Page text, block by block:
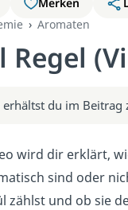
Aromaten
Regel
du im Beitrag
wird dir erklärt,
sind oder
zählst und ob sie